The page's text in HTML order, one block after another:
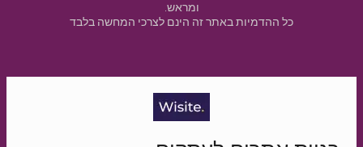
ומראש.
כל ההדמיות באתר זה הינם לצרכי המחשה בלבד